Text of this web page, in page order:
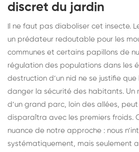
discret du jardin
Il ne faut pas diaboliser cet insecte.
un prédateur redoutable pour les
communes et certains papillons de
régulation des populations dans les
destruction d’un nid ne se justifie que
danger la sécurité des habitants. Un
d’un grand parc, loin des allées,
disparaîtra avec les premiers froids.
nuance de notre approche : nous
systématiquement, mais seulement